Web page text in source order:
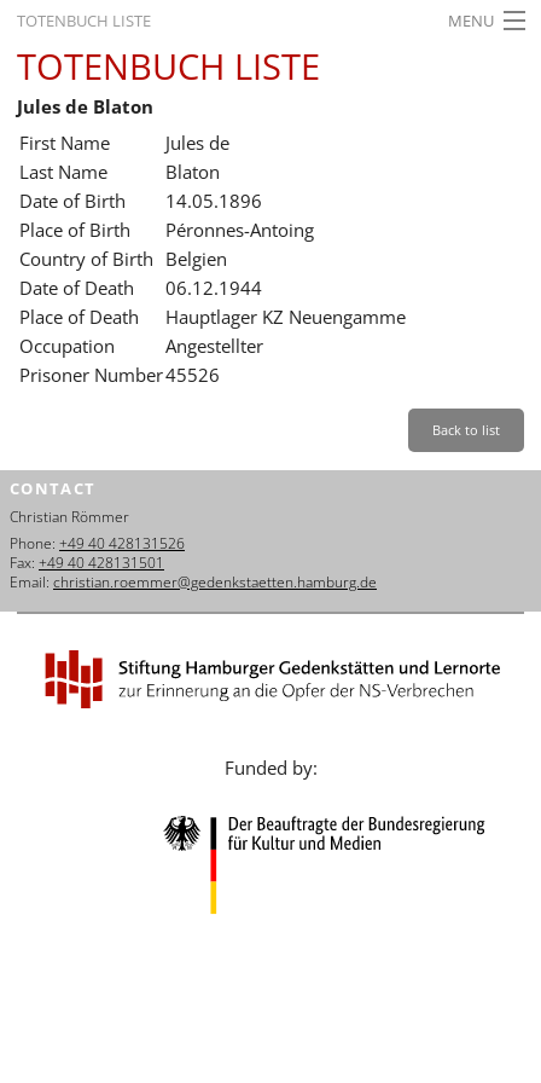
TOTENBUCH LISTE MENU
STARTSEITE
AUSSTELLUNGEN
GESCHICHTE
BILDUNG
FORSCHUNG
SERVICE
Leichte Sprache Back
Dansk
Español
Italiano
Nederlands
Português
TOTENBUCH LISTE
Jules de Blaton
First Name
Jules de
Last Name
Blaton
Date of Birth
14.05.1896
Place of Birth
Péronnes-Antoing
Country of Birth Belgien
Date of Death
06.12.1944
Place of Death
Hauptlager KZ Neuengamme
Occupation
Angestellter
Prisoner Number45526
Back to list
CONTACT
Christian Römmer
Phone: +49 40 428131526
Fax: +49 40 428131501
Email: christian.roemmer@gedenkstaetten.hamburg.de
Funded by: